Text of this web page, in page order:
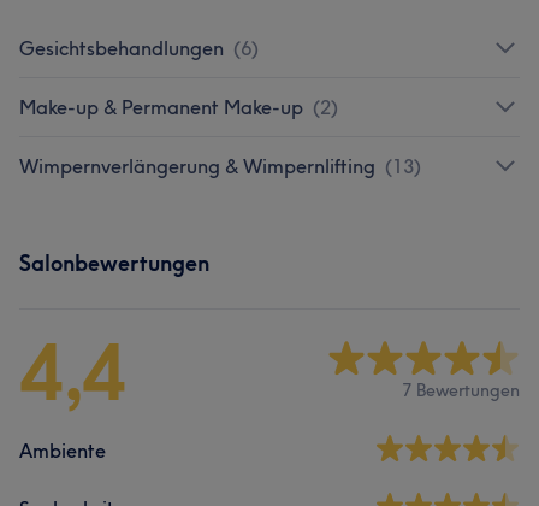
Gesichtsbehandlungen (6)
Make-up & Permanent Make-up (2)
Wimpernverlängerung & Wimpernlifting (13)
Salonbewertungen
4,4 7 Bewertungen
Ambiente